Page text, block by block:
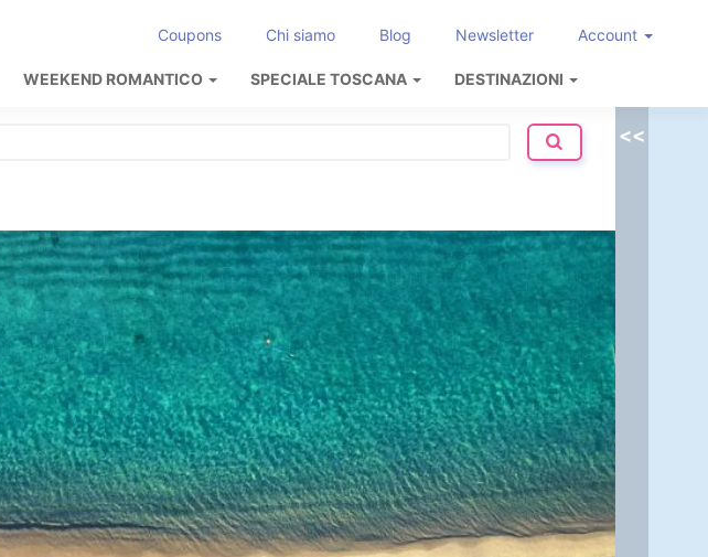
Coupons Chi siamo Blog Newsletter Account
WEEKEND ROMANTICO SPECIALE TOSCANA DESTINAZIONI
<<